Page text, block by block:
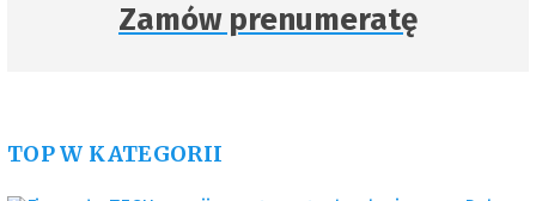
Zamów prenumeratę
TOP W KATEGORII